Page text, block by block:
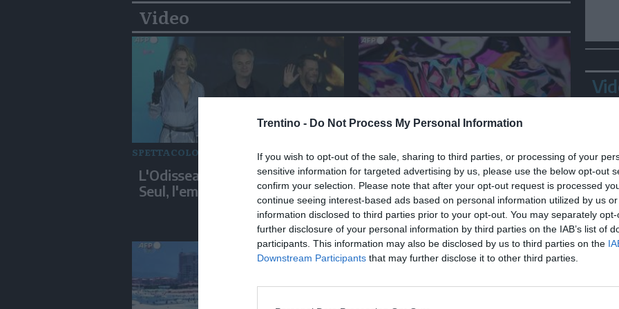
Trentino - Do Not Process My Personal Information
If you wish to opt-out of the sale, sharing to third parties, or processing of your
sensitive information for targeted advertising by us, please use the below opt-out
confirm your selection. Please note that after your opt-out request is processed
continue seeing interest-based ads based on personal information utilized by us
information disclosed to third parties prior to your opt-out. You may separately
further disclosure of your personal information by third parties on the IAB’s list of
participants. This information may also be disclosed by us to third parties on the
Downstream Participants that may further disclose it to other third parties.
Video
SPETTACOLO
L'Odissea di Nolan sbarca a
Seul, l'emozione del cast
MONDO
Messico, centinaia di
mongolfiere di carta illuminano
il cielo notturno di Patzcuaro